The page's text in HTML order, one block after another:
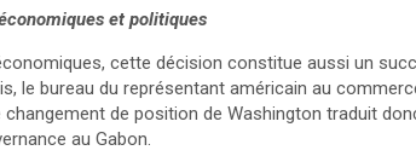
et politiques
cette décision constitue aussi un
le bureau du représentant américain au
changement de position de Washington traduit
au Gabon.